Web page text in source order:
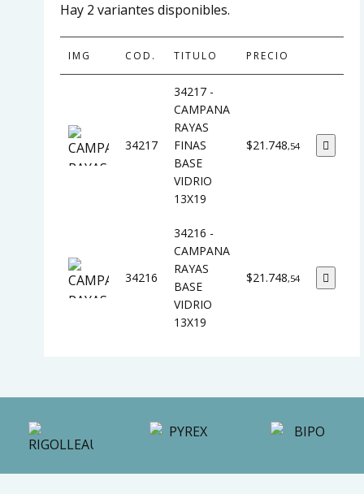
Hay 2 variantes disponibles.
IMG COD. TITULO PRECIO
34217
34217 -
CAMPANA
RAYAS
FINAS
BASE
VIDRIO
13X19
$21.748,54
34216
34216 -
CAMPANA
RAYAS
BASE
VIDRIO
13X19
$21.748,54